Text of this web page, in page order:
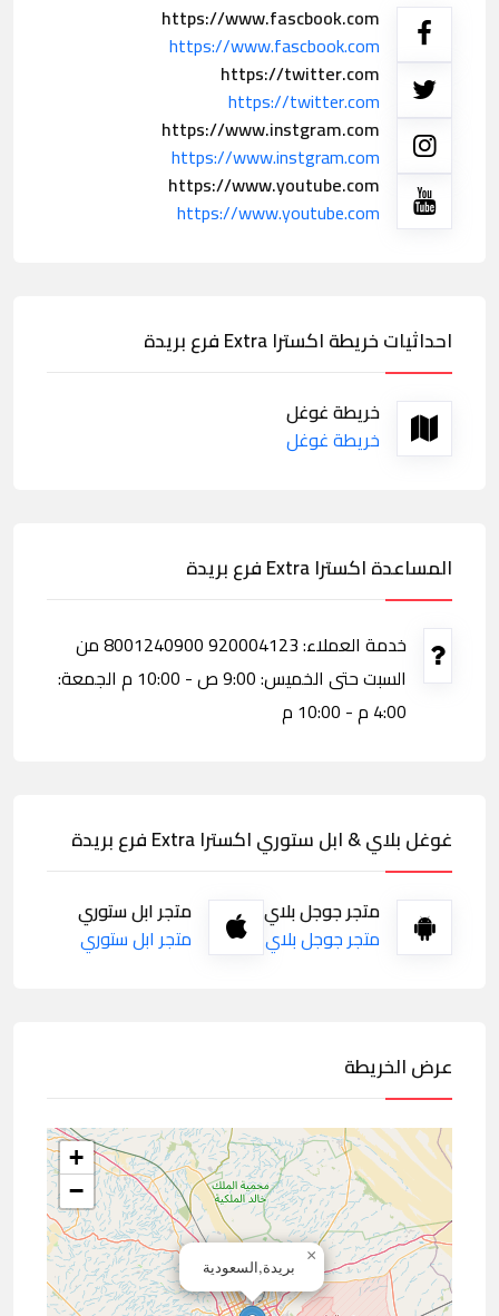
https://www.fascbook.com
https://www.fascbook.com
https://twitter.com
https://twitter.com
https://www.instgram.com
https://www.instgram.com
https://www.youtube.com
https://www.youtube.com
احداثيات خريطة اكسترا Extra فرع بريدة
خريطة غوغل
خريطة غوغل
المساعدة اكسترا Extra فرع بريدة
خدمة العملاء: 920004123 8001240900 من
السبت حتى الخميس: 9:00 ص - 10:00 م الجمعة:
4:00 م - 10:00 م
غوغل بلاي & ابل ستوري اكسترا Extra فرع بريدة
متجر جوجل بلاي
متجر جوجل بلاي
متجر ابل ستوري
متجر ابل ستوري
عرض الخريطة
بريدة,السعودية
×
+
−